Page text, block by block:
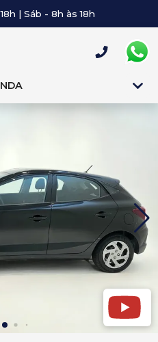
| Sáb - 8h às 18h